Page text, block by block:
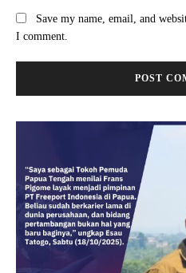
Save my name, email, and
I comment.